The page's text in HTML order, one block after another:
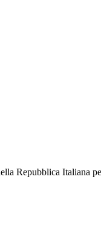
Repubblica Italiana